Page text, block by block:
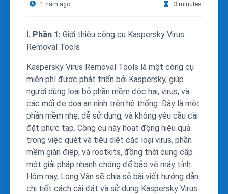
1 năm ago 3 minutes
I. Phần 1: Giới thiệu công cụ Kaspersky Virus
Removal Tools
Kaspersky Virus Removal Tools là một công cụ
miễn phí được phát triển bởi Kaspersky, giúp
người dùng loại bỏ phần mềm độc hại, virus, và
các mối đe dọa an ninh trên hệ thống. Đây là một
phần mềm nhẹ, dễ sử dụng, và không yêu cầu cài
đặt phức tạp. Công cụ này hoạt động hiệu quả
trong việc quét và tiêu diệt các loại virus, phần
mềm gián điệp, và rootkits, đồng thời cung cấp
một giải pháp nhanh chóng để bảo vệ máy tính.
Hôm nay, Long Vân sẽ chia sẻ bài viết hướng dẫn
chi tiết cách cài đặt và sử dụng Kaspersky Virus